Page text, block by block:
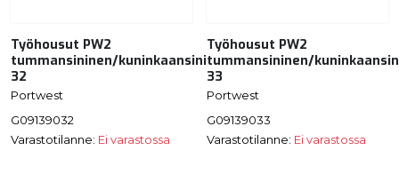
Työhousut PW2
tummansininen/kuninkaansininen
32
Portwest
G09139032
Varastotilanne: Ei varastossa
Työhousut PW2
tummansininen/
33
Portwest
G09139033
Varastotilanne: Ei varastossa